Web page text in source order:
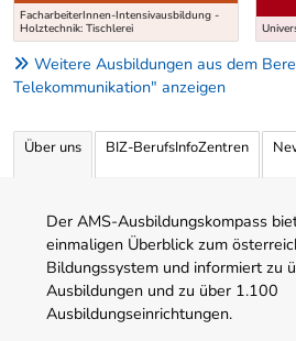
FacharbeiterInnen-Intensivausbildung -
Holztechnik: Tischlerei
Weitere Ausbildungen aus dem
Telekommunikation" anzeigen
Über uns BIZ-BerufsInfoZentren
Der AMS-Ausbildungskompass
einmaligen Überblick zum
Bildungssystem und informiert zu
Ausbildungen und zu über 1.100
Ausbildungseinrichtungen.